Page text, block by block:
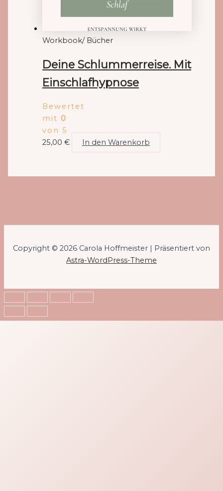
Workbook/ Bücher
Deine Schlummerreise. Mit
Einschlafhypnose
Bewertet
mit 0
von 5
25,00€ In den Warenkorb
Copyright © 2026 Carola Hoffmeister | Präsentiert von
Astra-WordPress-Theme